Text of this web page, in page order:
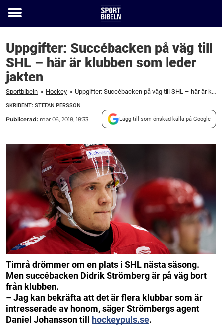
Toggle
Uppgifter: Succébacken på väg till
SHL – här är klubben som leder
jakten
Sportbibeln » Hockey » Uppgifter: Succébacken på väg till SHL – här är klubben som leder jakten
SKRIBENT: STEFAN PERSSON
Publicerad: mar 06, 2018, 18:33 Lägg till som önskad källa på Google
Timrå drömmer om en plats i SHL nästa säsong.
Men succébacken Didrik Strömberg är på väg bort
från klubben.
– Jag kan bekräfta att det är flera klubbar som är
intresserade av honom, säger Strömbergs agent
Daniel Johansson till hockeypuls.se.